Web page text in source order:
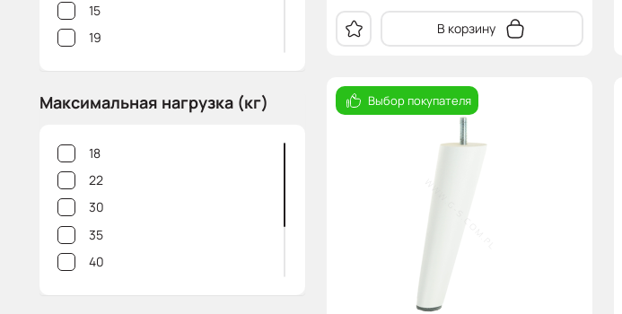
15
19
32
35
38
40
46
Максимальная нагрузка (кг)
18
22
30
35
40
В корзину
Выбор покупателя